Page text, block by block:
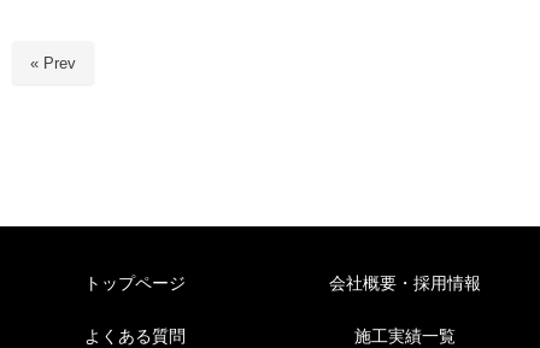
« Prev
トップページ
よくある質問
会社概要・採用情報
施工実績一覧